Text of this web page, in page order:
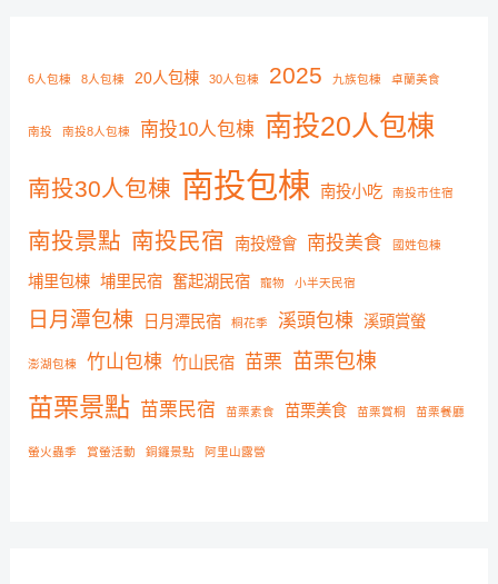
6人包棟 8人包棟 20人包棟 30人包棟 2025 九族包棟 卓蘭美食
南投 南投8人包棟 南投10人包棟 南投20人包棟
南投30人包棟 南投包棟 南投小吃 南投市住宿
南投景點 南投民宿 南投燈會 南投美食 國姓包棟
埔里包棟 埔里民宿 奮起湖民宿 寵物 小半天民宿
日月潭包棟 日月潭民宿 桐花季 溪頭包棟 溪頭賞螢
澎湖包棟 竹山包棟 竹山民宿 苗栗 苗栗包棟
苗栗景點 苗栗民宿 苗栗素食 苗栗美食 苗栗賞桐 苗栗餐廳
螢火蟲季 賞螢活動 銅鑼景點 阿里山露營